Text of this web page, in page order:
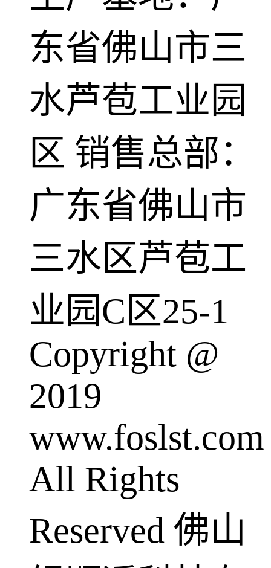
东省佛山市三
水芦苞工业园
区 销售总部：
广东省佛山市
三水区芦苞工
业园C区25-1
Copyright @
2019
www.foslst.com
All Rights
Reserved 佛山